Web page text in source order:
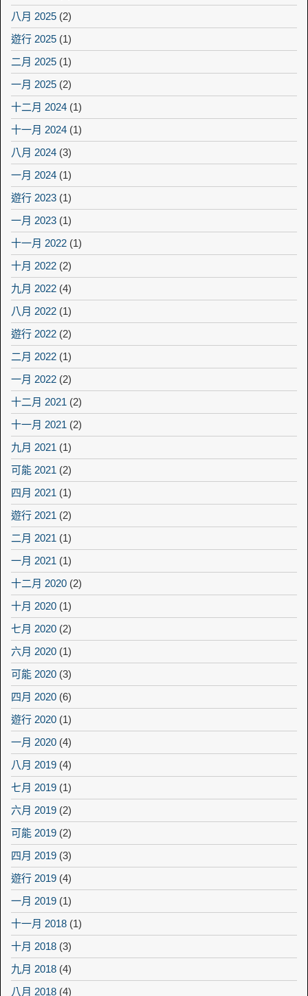
八月 2025 (2)
遊行 2025 (1)
二月 2025 (1)
一月 2025 (2)
十二月 2024 (1)
十一月 2024 (1)
八月 2024 (3)
一月 2024 (1)
遊行 2023 (1)
一月 2023 (1)
十一月 2022 (1)
十月 2022 (2)
九月 2022 (4)
八月 2022 (1)
遊行 2022 (2)
二月 2022 (1)
一月 2022 (2)
十二月 2021 (2)
十一月 2021 (2)
九月 2021 (1)
可能 2021 (2)
四月 2021 (1)
遊行 2021 (2)
二月 2021 (1)
一月 2021 (1)
十二月 2020 (2)
十月 2020 (1)
七月 2020 (2)
六月 2020 (1)
可能 2020 (3)
四月 2020 (6)
遊行 2020 (1)
一月 2020 (4)
八月 2019 (4)
七月 2019 (1)
六月 2019 (2)
可能 2019 (2)
四月 2019 (3)
遊行 2019 (4)
一月 2019 (1)
十一月 2018 (1)
十月 2018 (3)
九月 2018 (4)
八月 2018 (4)